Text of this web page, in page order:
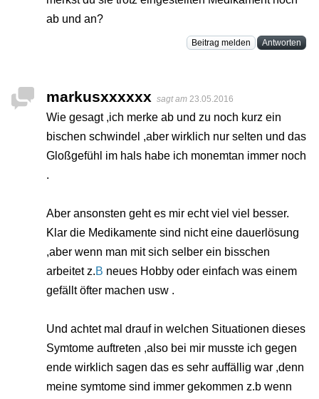
ab und an?
Beitrag melden Antworten
markusxxxxxx sagt am 23.05.2016
Wie gesagt ,ich merke ab und zu noch kurz ein
bischen schwindel ,aber wirklich nur selten und das
Gloßgefühl im hals habe ich monemtan immer noch
.
Aber ansonsten geht es mir echt viel viel besser.
Klar die Medikamente sind nicht eine dauerlösung
,aber wenn man mit sich selber ein bisschen
arbeitet z.B neues Hobby oder einfach was einem
gefällt öfter machen usw .
Und achtet mal drauf in welchen Situationen dieses
Symtome auftreten ,also bei mir musste ich gegen
ende wirklich sagen das es sehr auffällig war ,denn
meine symtome sind immer gekommen z.b wenn